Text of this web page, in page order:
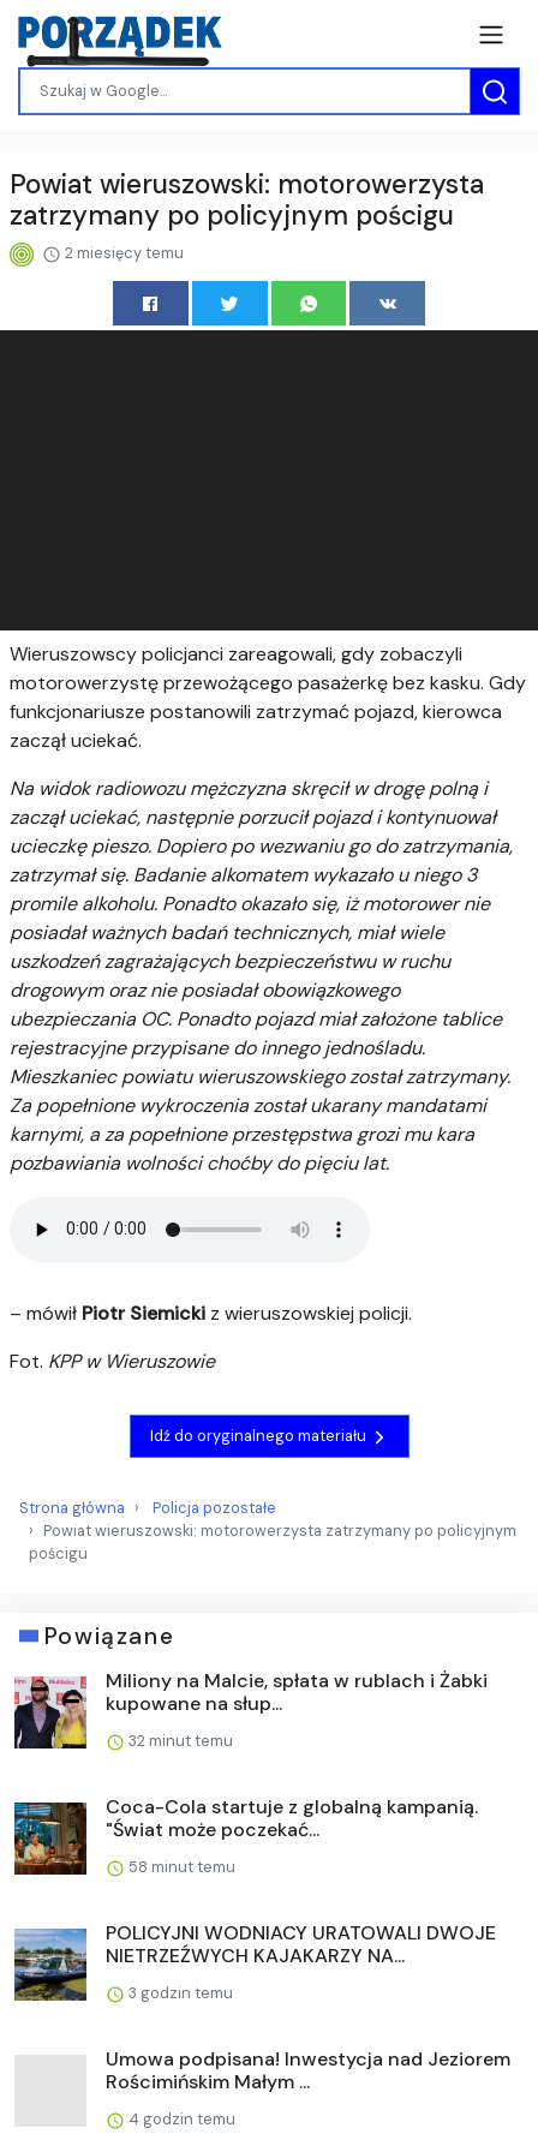
Powiat wieruszowski: motorowerzysta
zatrzymany po policyjnym pościgu
2 miesięcy temu
Wieruszowscy policjanci zareagowali, gdy zobaczyli
motorowerzystę przewożącego pasażerkę bez kasku. Gdy
funkcjonariusze postanowili zatrzymać pojazd, kierowca
zaczął uciekać.
Na widok radiowozu mężczyzna skręcił w drogę polną i
zaczął uciekać, następnie porzucił pojazd i kontynuował
ucieczkę pieszo. Dopiero po wezwaniu go do zatrzymania,
zatrzymał się. Badanie alkomatem wykazało u niego 3
promile alkoholu. Ponadto okazało się, iż motorower nie
posiadał ważnych badań technicznych, miał wiele
uszkodzeń zagrażających bezpieczeństwu w ruchu
drogowym oraz nie posiadał obowiązkowego
ubezpieczania OC. Ponadto pojazd miał założone tablice
rejestracyjne przypisane do innego jednośladu.
Mieszkaniec powiatu wieruszowskiego został zatrzymany.
Za popełnione wykroczenia został ukarany mandatami
karnymi, a za popełnione przestępstwa grozi mu kara
pozbawiania wolności choćby do pięciu lat.
– mówił Piotr Siemicki z wieruszowskiej policji.
Fot. KPP w Wieruszowie
Idź do oryginalnego materiału
Strona główna
Policja pozostałe
Powiat wieruszowski: motorowerzysta zatrzymany po policyjnym
pościgu
Powiązane
Miliony na Malcie, spłata w rublach i Żabki
kupowane na słup...
32 minut temu
Coca-Cola startuje z globalną kampanią.
"Świat może poczekać...
58 minut temu
POLICYJNI WODNIACY URATOWALI DWOJE
NIETRZEŹWYCH KAJAKARZY NA...
3 godzin temu
Umowa podpisana! Inwestycja nad Jeziorem
Rościmińskim Małym ...
4 godzin temu